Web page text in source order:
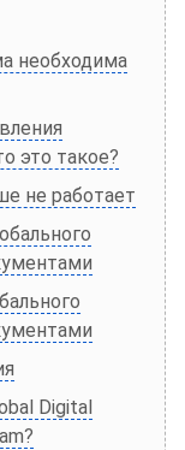
необходима
это такое?
не работает
Digital